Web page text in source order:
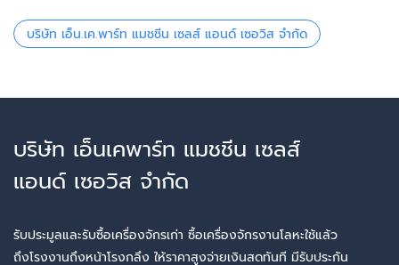
บริษัท เอ็น.เค.พาร์ท แมชชีน เซลส์ แอนด์ เซอวิส จำกัด
บริษัท เอ็นเคพาร์ท แมชชีน เซลส์
แอนด์ เซอวิส จำกัด
รับประมูลและรับซื้อเครื่องจักรเก่า ซื้อเครื่องจักรงานโลหะใช้แล้ว
ถึงโรงงานถึงหน้าโรงกลึง ให้ราคาสูงจ่ายเงินสดทันที มีรับประกัน